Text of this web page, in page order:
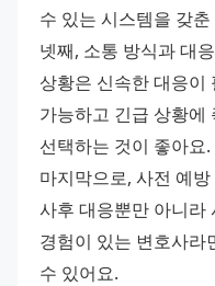
수 있는 시스템을 갖
넷째, 소통 방식과 대
상황은 신속한 대응이
가능하고 긴급 상황에
선택하는 것이 좋아요.
마지막으로, 사전 예
사후 대응뿐만 아니라
경험이 있는 변호사라
수 있어요.